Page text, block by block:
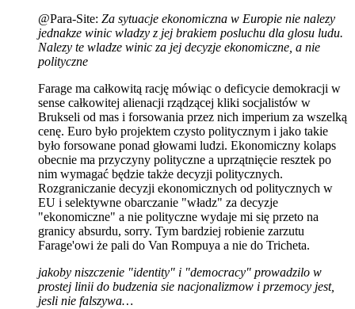
@Para-Site: Za sytuacje ekonomiczna w Europie nie nalezy
jednakze winic wladzy z jej brakiem posluchu dla glosu ludu.
Nalezy te wladze winic za jej decyzje ekonomiczne, a nie
polityczne
Farage ma całkowitą rację mówiąc o deficycie demokracji w
sense całkowitej alienacji rządzącej kliki socjalistów w
Brukseli od mas i forsowania przez nich imperium za wszelką
cenę. Euro było projektem czysto politycznym i jako takie
było forsowane ponad głowami ludzi. Ekonomiczny kolaps
obecnie ma przyczyny polityczne a uprzątnięcie resztek po
nim wymagać będzie także decyzji politycznych.
Rozgraniczanie decyzji ekonomicznych od politycznych w
EU i selektywne obarczanie "władz" za decyzje
"ekonomiczne" a nie polityczne wydaje mi się przeto na
granicy absurdu, sorry. Tym bardziej robienie zarzutu
Farage'owi że pali do Van Rompuya a nie do Tricheta.
jakoby niszczenie "identity" i "democracy" prowadzilo w
prostej linii do budzenia sie nacjonalizmow i przemocy jest,
jesli nie falszywa…